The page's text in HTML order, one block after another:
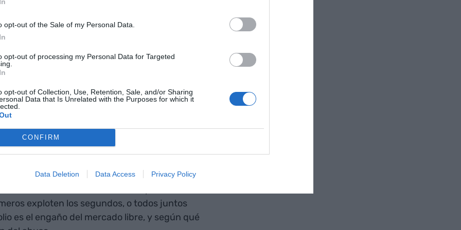
opt-out of the Sale of my Personal Data.
opt-out of processing my Personal Data for Targeted
opt-out of Collection, Use, Retention, Sale, and/or Sharing
Data that Is Unrelated with the Purposes for which it
CONFIRM
Data Deletion Data Access Privacy Policy
ejemplo las de tipo especulativo. Hace falta
respeto para eliminar la oportunidad y las
la
que
de rentas
al servicio de sus propietarios, de sus
laboral, y las reglas del mercado o de
a la libertad de resolver los posibles
exploten los segundos, o todos juntos
es el engaño del mercado libre, y según qué